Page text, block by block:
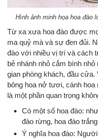
Hình ảnh minh họa hoa đào
Từ xa xưa hoa đào được
ma quỷ mà và sự đen đủi.
đào với nhiều vị trí và cách
bẻ nhánh nhỏ cắm bình
gian phòng khách, đầu
bông hoa nở tươi, cánh
là một phần quan trọng
Có một số hoa đào:
đào rừng, hoa đào
Ý nghĩa hoa đào: